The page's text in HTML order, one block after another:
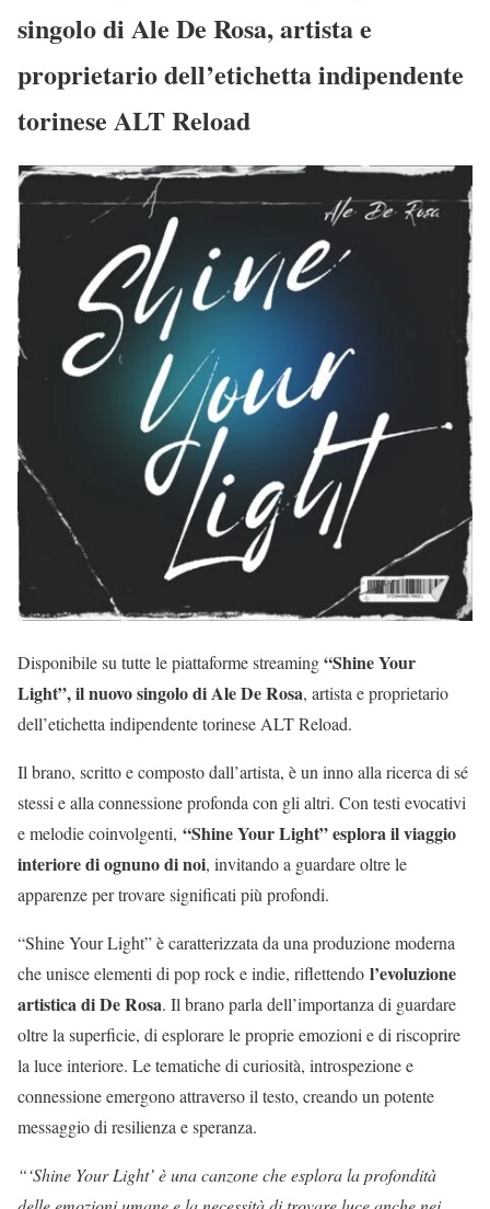
singolo di Ale De Rosa, artista e
proprietario dell’etichetta indipendente
torinese ALT Reload
Disponibile su tutte le piattaforme streaming“Shine Your
Light”, il nuovo singolo di Ale De Rosa, artista e proprietario
dell’etichetta indipendente torinese ALT Reload.
Il brano, scritto e composto dall’artista, è un inno alla ricerca di sé
stessi e alla connessione profonda con gli altri. Con testi evocativi
e melodie coinvolgenti, “Shine Your Light” esplora il viaggio
interiore di ognuno di noi, invitando a guardare oltre le
apparenze per trovare significati più profondi.
“Shine Your Light” è caratterizzata da una produzione moderna
che unisce elementi di pop rock e indie, riflettendo l’evoluzione
artistica di De Rosa. Il brano parla dell’importanza di guardare
oltre la superficie, di esplorare le proprie emozioni e di riscoprire
la luce interiore. Le tematiche di curiosità, introspezione e
connessione emergono attraverso il testo, creando un potente
messaggio di resilienza e speranza.
“‘Shine Your Light’ è una canzone che esplora la profondità